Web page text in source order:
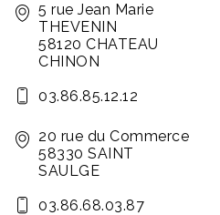
5 rue Jean Marie
THEVENIN
58120 CHATEAU
CHINON
03.86.85.12.12
20 rue du Commerce
58330 SAINT
SAULGE
03.86.68.03.87